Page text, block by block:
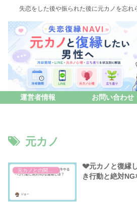
失恋をした後や振られた後に元カノを忘れ
運営者情報 お問い合わせ
元カノ
元カノとの関係性ついて
💔元カノと復縁
き行動と絶対NG